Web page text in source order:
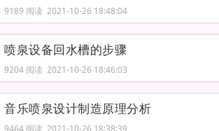
9189 阅读 2021-10-26 18:48:04
喷泉设备回水槽的步骤
9204 阅读 2021-10-26 18:46:03
音乐喷泉设计制造原理分析
9464 阅读 2021-10-26 18:38:39